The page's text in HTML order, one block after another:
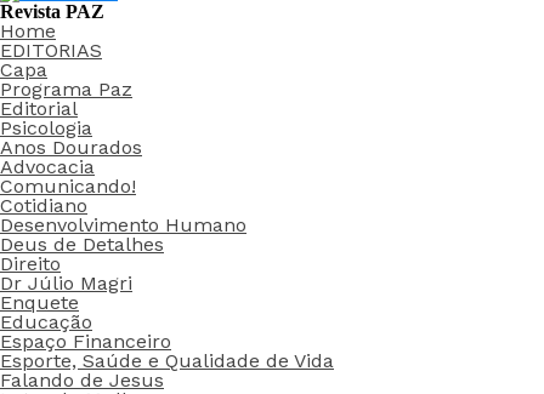
Revista PAZ
Home
EDITORIAS
Capa
Programa Paz
Editorial
Psicologia
Anos Dourados
Advocacia
Comunicando!
Cotidiano
Desenvolvimento Humano
Deus de Detalhes
Direito
Dr Júlio Magri
Enquete
Educação
Espaço Financeiro
Esporte, Saúde e Qualidade de Vida
Falando de Jesus